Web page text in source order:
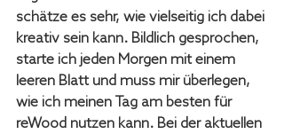
schätze es sehr, wie vielseitig ich dabei
kreativ sein kann. Bildlich gesprochen,
starte ich jeden Morgen mit einem
leeren Blatt und muss mir überlegen,
wie ich meinen Tag am besten für
reWood nutzen kann. Bei der aktuellen